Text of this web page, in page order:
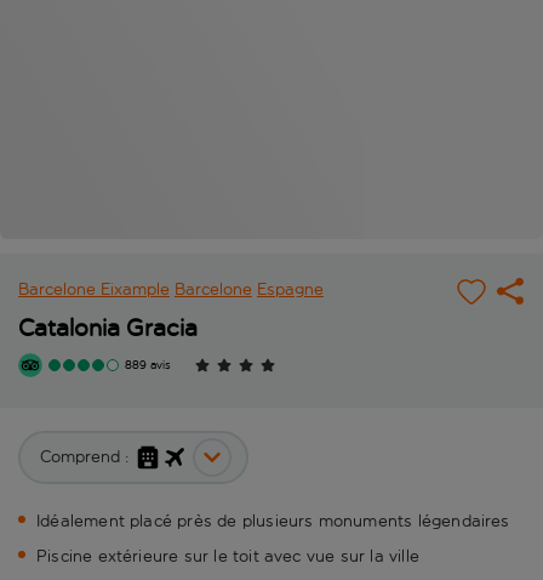
Barcelone Eixample Barcelone Espagne
Catalonia Gracia
889 avis
Comprend :
Idéalement placé près de plusieurs monuments légendaires
Piscine extérieure sur le toit avec vue sur la ville